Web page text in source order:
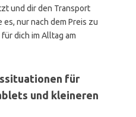
und dir den Transport
nur nach dem Preis zu
dich im Alltag am
für
und kleineren